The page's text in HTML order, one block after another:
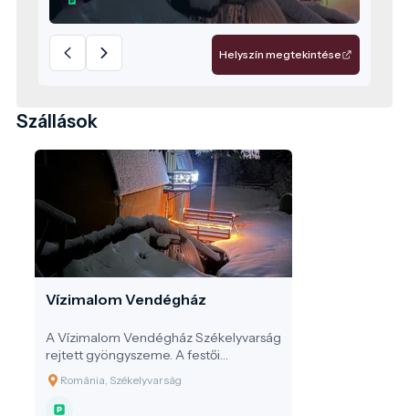
a székely vendégszeretet felejthetetlen
élmény nyújt minden látogatónak.
Helyszín megtekintése
Szállások
Vízimalom Vendégház
A Vízimalom Vendégház Székelyvarság
rejtett gyöngyszeme. A festői
Székelyvarság szívében, erdők és
hegyek ölelésében található a
Vízimalom Vendégház, ahol a
Románia, Székelyvarság